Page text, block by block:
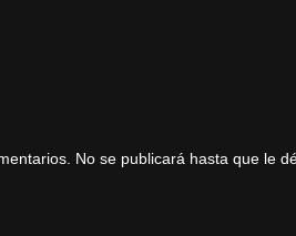
No se publicará hasta que le